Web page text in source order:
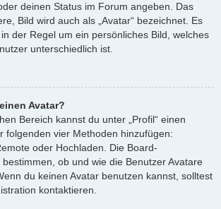
deinen Status im Forum angeben. Das
Bild wird auch als „Avatar“ bezeichnet. Es
der Regel um ein persönliches Bild, welches
unterschiedlich ist.
Avatar?
Bereich kannst du unter „Profil“ einen
folgenden vier Methoden hinzufügen:
oder Hochladen. Die Board-
ob und wie die Benutzer Avatare
du keinen Avatar benutzen kannst, solltest
kontaktieren.